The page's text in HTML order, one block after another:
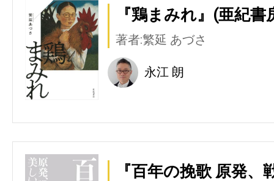
『鶏まみれ』(亜紀書
著者:繁延 あづさ
永江 朗
『百年の挽歌 原発